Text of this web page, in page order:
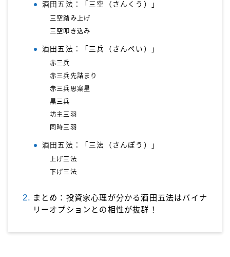
酒田五法：「三空（さんくう）」
三空踏み上げ
三空叩き込み
酒田五法：「三兵（さんぺい）」
赤三兵
赤三兵先詰まり
赤三兵思案星
黒三兵
坊主三羽
同時三羽
酒田五法：「三法（さんぽう）」
上げ三法
下げ三法
まとめ：投資家心理が分かる酒田五法はバイナ
リーオプションとの相性が抜群！